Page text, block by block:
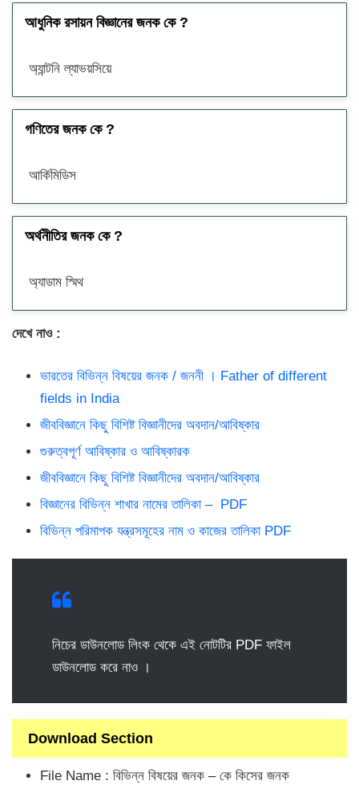
আধুনিক রসায়ন বিজ্ঞানের জনক কে ?
অ্যান্টনি ল্যাভয়সিয়ে
গণিতের জনক কে ?
আর্কিমিডিস
অর্থনীতির জনক কে ?
অ্যাডাম স্মিথ
দেখে নাও :
ভারতের বিভিন্ন বিষয়ের জনক / জননী । Father of different
fields in India
জীববিজ্ঞানে কিছু বিশিষ্ট বিজ্ঞানীদের অবদান/আবিষ্কার
গুরুত্বপূর্ণ আবিষ্কার ও আবিষ্কারক
জীববিজ্ঞানে কিছু বিশিষ্ট বিজ্ঞানীদের অবদান/আবিষ্কার
বিজ্ঞানের বিভিন্ন শাখার নামের তালিকা – PDF
বিভিন্ন পরিমাপক যন্ত্রসমূহের নাম ও কাজের তালিকা PDF
নিচের ডাউনলোড লিংক থেকে এই নোটটির PDF ফাইল
ডাউনলোড করে নাও ।
Download Section
File Name : বিভিন্ন বিষয়ের জনক – কে কিসের জনক